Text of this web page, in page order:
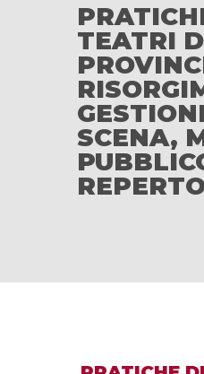
TEATRI
SCENA,